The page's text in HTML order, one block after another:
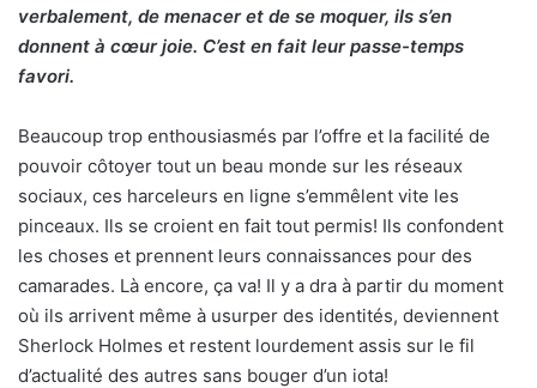
verbalement, de menacer et de se moquer, ils s’en
donnent à cœur joie. C’est en fait leur passe-temps
favori.
Beaucoup trop enthousiasmés par l’offre et la facilité de
pouvoir côtoyer tout un beau monde sur les réseaux
sociaux, ces harceleurs en ligne s’emmêlent vite les
pinceaux. Ils se croient en fait tout permis! Ils confondent
les choses et prennent leurs connaissances pour des
camarades. Là encore, ça va! Il y a dra à partir du moment
où ils arrivent même à usurper des identités, deviennent
Sherlock Holmes et restent lourdement assis sur le fil
d’actualité des autres sans bouger d’un iota!